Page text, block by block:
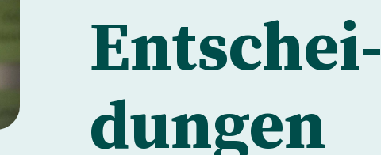
Entschei­
dung­en